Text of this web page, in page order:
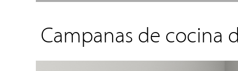
Campanas de cocina